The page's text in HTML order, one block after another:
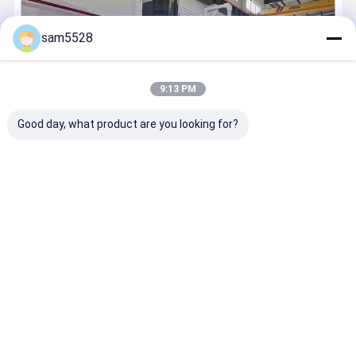
sam5528
9:13 PM
Good day, what product are you looking for?